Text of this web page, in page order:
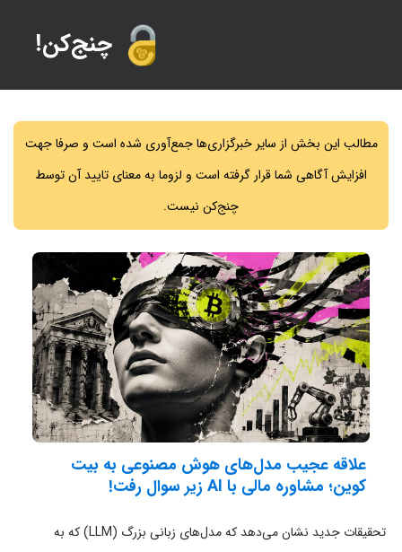
مطالب این بخش از سایر خبرگزاری‌ها جمع‌آوری شده است و صرفا جهت
افزایش آگاهی شما قرار گرفته است و لزوما به معنای تایید آن توسط
چنج‌کن نیست.
علاقه عجیب مدل‌های هوش مصنوعی به بیت
کوین؛ مشاوره مالی با AI زیر سوال رفت!
تحقیقات جدید نشان می‌دهد که مدل‌های زبانی بزرگ (LLM) که به